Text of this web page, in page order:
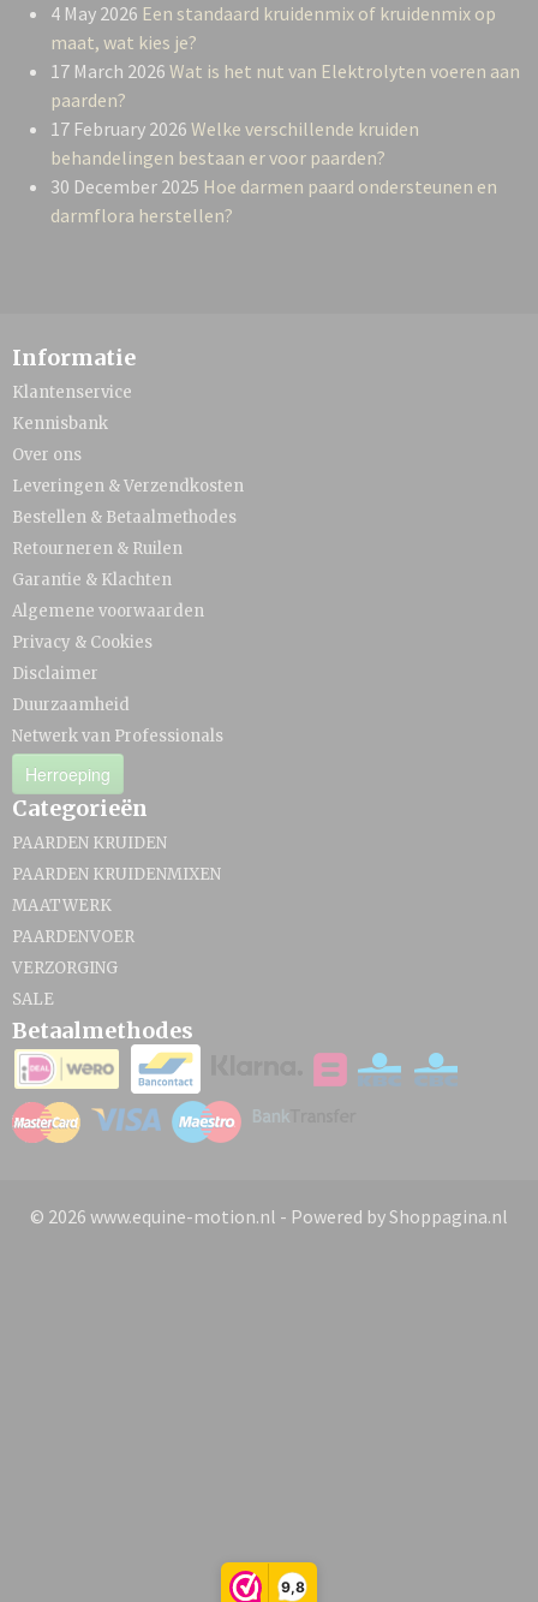
9,8
4 May 2026 Een standaard kruidenmix of kruidenmix op
maat, wat kies je?
17 March 2026 Wat is het nut van Elektrolyten voeren aan
paarden?
17 February 2026 Welke verschillende kruiden
behandelingen bestaan er voor paarden?
30 December 2025 Hoe darmen paard ondersteunen en
darmflora herstellen?
Informatie
Klantenservice
Kennisbank
Over ons
Leveringen & Verzendkosten
Bestellen & Betaalmethodes
Retourneren & Ruilen
Garantie & Klachten
Algemene voorwaarden
Privacy & Cookies
Disclaimer
Duurzaamheid
Netwerk van Professionals
Herroeping
Categorieën
PAARDEN KRUIDEN
PAARDEN KRUIDENMIXEN
MAATWERK
PAARDENVOER
VERZORGING
SALE
Betaalmethodes
© 2026 www.equine-motion.nl - Powered by Shoppagina.nl